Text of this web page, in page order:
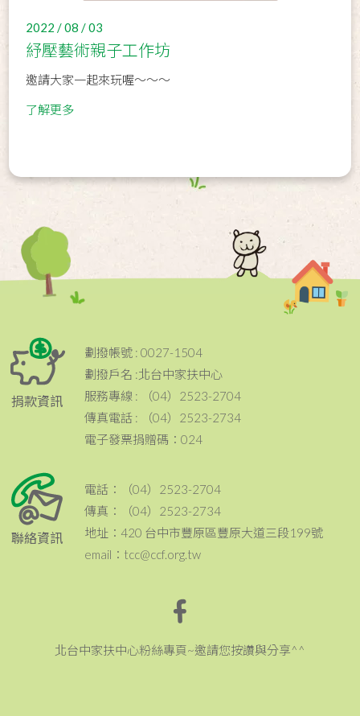
2022 / 08 / 03
紓壓藝術親子工作坊
邀請大家一起來玩喔～～～
了解更多
捐款資訊
劃撥帳號 : 0027-1504
劃撥戶名 :北台中家扶中心
服務專線 : （04）2523-2704
傳真電話 : （04）2523-2734
電子發票捐贈碼：024
聯絡資訊
電話：（04）2523-2704
傳真：（04）2523-2734
地址：420 台中市豐原區豐原大道三段199號
email：tcc@ccf.org.tw
北台中家扶中心粉絲專頁~邀請您按讚與分享^^